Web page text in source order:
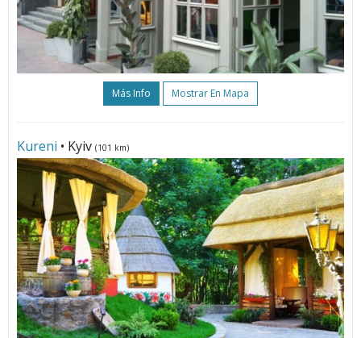
Más Info Mostrar En Mapa
Kureni • Kyiv (101 km)